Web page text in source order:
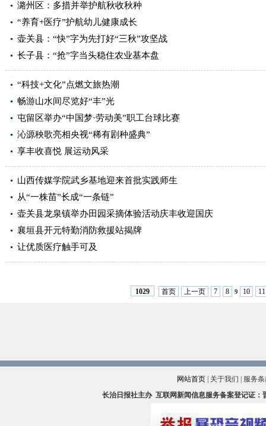
潞州区：多措并举护航秋收秋种
“养育+医疗”护航幼儿健康成长
壶关县：“快”字为先打好“三秋”攻坚战
长子县：“抢”字当头稳住农业基本盘
“科技+文化”点燃文旅热潮
畅游山水间尽览好“丰”光
屯留区举办“中国梦·劳动美”职工台球比赛
沁源秧歌亮相央视“稀有剧种盛典”
享丰收喜悦 展运动风采
山西传媒学院武乡基地迎来首批实践师生
从“一株苗”长成“一条链”
壶关县龙泉镇举办田园采摘体验活动庆丰收迎国庆
襄垣县开元特勤消防救援站揭牌
让优质医疗触手可及
1029 首页 上一页 7 8 9 10 11
网站首页 关于我们
服务
长治日报社主办 互联网新闻信息服务备案登记证：